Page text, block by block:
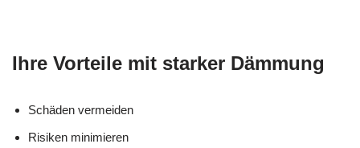
Ihre Vorteile mit starker Dämmung
Schäden vermeiden
Risiken minimieren